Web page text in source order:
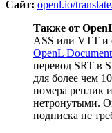
Сайт: openl.io/
Также от
ASS или VTT и
OpenL
перевод SRT в
для более чем
номера реплик
нетронутыми.
подписка не